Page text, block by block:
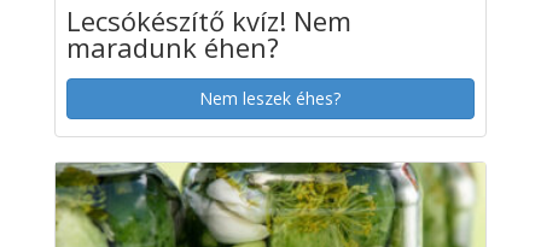
Lecsókészítő kvíz! Nem
maradunk éhen?
Nem leszek éhes?